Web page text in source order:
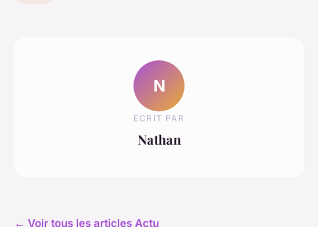
N
ECRIT PAR
Nathan
← Voir tous les articles Actu